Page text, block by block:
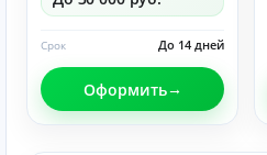
До 14 дней
Срок
Оформить